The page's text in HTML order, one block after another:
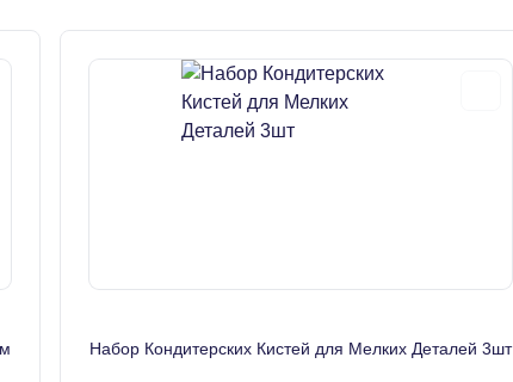
Набор Кондитерских Кистей для Мелких Деталей 3шт